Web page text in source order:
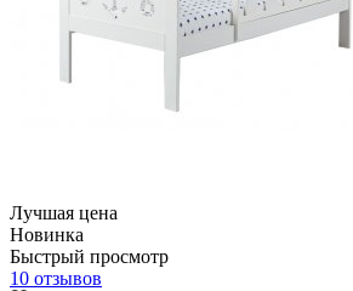
Лучшая цена
Новинка
Быстрый просмотр
10 отзывов